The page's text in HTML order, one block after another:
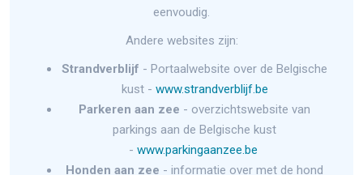
eenvoudig.
Andere websites zijn:
Strandverblijf - Portaalwebsite over de Belgische
kust - www.strandverblijf.be
Parkeren aan zee - overzichtswebsite van
parkings aan de Belgische kust
- www.parkingaanzee.be
Honden aan zee - informatie over met de hond